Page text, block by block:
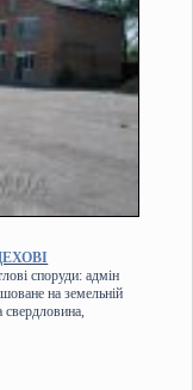
споруди: адмін
на земельній
свердловина,